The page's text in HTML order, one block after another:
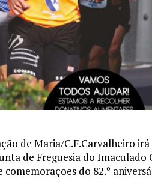
de Maria/C.F.Carvalheiro
de Freguesia do Imaculado
do 82.º